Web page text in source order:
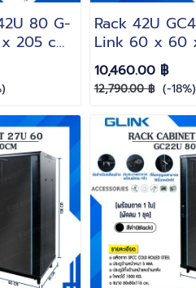
80 G-
205 cm.
รี!! ถาด 1
Rack 42U
Link 60 x 60
สีดำ(Black)(แถ
ใบพัดลม 1 ชุด)
10,460.00 ฿
12,790.00 ฿ (-18%)